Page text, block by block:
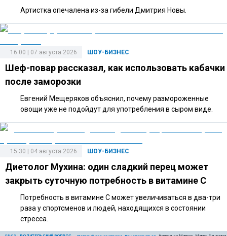
Артистка опечалена из-за гибели Дмитрия Новы.
ШОУ-БИЗНЕС
16:00 | 07 августа 2026
Шеф-повар рассказал, как использовать кабачки
после заморозки
Евгений Мещеряков объяснил, почему размороженные
овощи уже не подойдут для употребления в сыром виде.
ШОУ-БИЗНЕС
15:30 | 04 августа 2026
Диетолог Мухина: один сладкий перец может
закрыть суточную потребность в витамине C
Потребность в витамине C может увеличиваться в два-три
раза у спортсменов и людей, находящихся в состоянии
стресса.